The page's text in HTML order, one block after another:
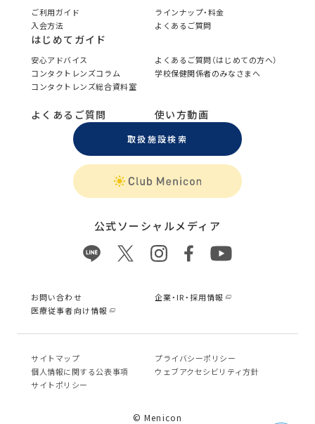
ご利用ガイド
ラインナップ・料金
入会方法
よくあるご質問
はじめてガイド
安心アドバイス
よくあるご質問（はじめての方へ）
コンタクトレンズコラム
学校保健関係者のみなさまへ
コンタクトレンズ総合資料室
よくあるご質問 使い方動画
取扱施設検索
公式ソーシャルメディア
お問い合わせ
企業・IR・採用情報
医療従事者向け情報
サイトマップ
プライバシーポリシー
個⼈情報に関する公表事項
ウェブアクセシビリティ方針
サイトポリシー
© Menicon